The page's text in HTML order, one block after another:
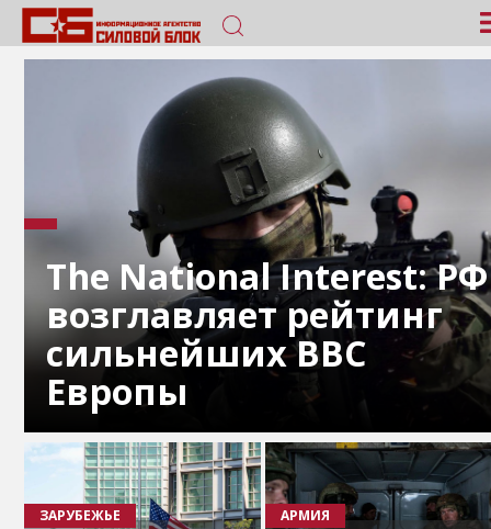
The National Interest: РФ
возглавляет рейтинг
сильнейших ВВС
Европы
ЗАРУБЕЖЬЕ АРМИЯ